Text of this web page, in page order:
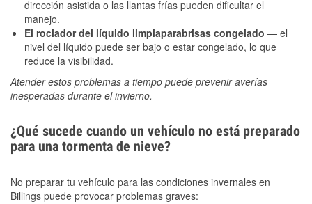
dirección asistida o las llantas frías pueden dificultar el
manejo.
El rociador del líquido limpiaparabrisas congelado — el
nivel del líquido puede ser bajo o estar congelado, lo que
reduce la visibilidad.
Atender estos problemas a tiempo puede prevenir averías
inesperadas durante el invierno.
¿Qué sucede cuando un vehículo no está preparado
para una tormenta de nieve?
No preparar tu vehículo para las condiciones invernales en
Billings puede provocar problemas graves: